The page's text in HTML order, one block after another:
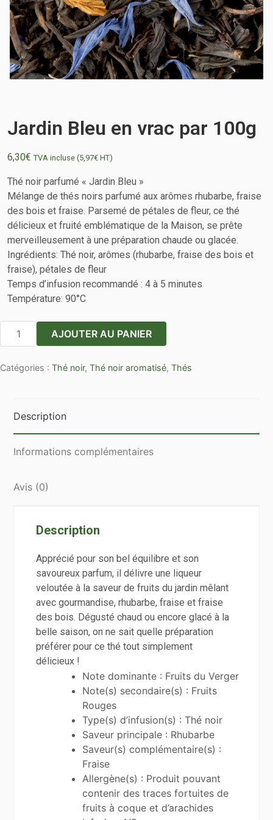
Jardin Bleu en vrac par 100g
6,30€ TVA incluse (5,97€ HT)
Thé noir parfumé « Jardin Bleu »
Mélange de thés noirs parfumé aux arômes rhubarbe, fraise
des bois et fraise. Parsemé de pétales de fleur, ce thé
délicieux et fruité emblématique de la Maison, se prête
merveilleusement à une préparation chaude ou glacée.
Ingrédients: Thé noir, arômes (rhubarbe, fraise des bois et
fraise), pétales de fleur
Temps d’infusion recommandé : 4 à 5 minutes
Température: 90°C
quantité
de
Bleu
par
100g
AJOUTER AU PANIER
Catégories : Thé noir, Thé noir aromatisé, Thés
Description
Informations complémentaires
Avis (0)
Description
Apprécié pour son bel équilibre et son
savoureux parfum, il délivre une liqueur
veloutée à la saveur de fruits du jardin mêlant
avec gourmandise, rhubarbe, fraise et fraise
des bois. Dégusté chaud ou encore glacé à la
belle saison, on ne sait quelle préparation
préférer pour ce thé tout simplement
délicieux !
Note dominante : Fruits du Verger
Note(s) secondaire(s) : Fruits
Rouges
Type(s) d’infusion(s) : Thé noir
Saveur principale : Rhubarbe
Saveur(s) complémentaire(s) :
Fraise
Allergène(s) : Produit pouvant
contenir des traces fortuites de
fruits à coque et d’arachides